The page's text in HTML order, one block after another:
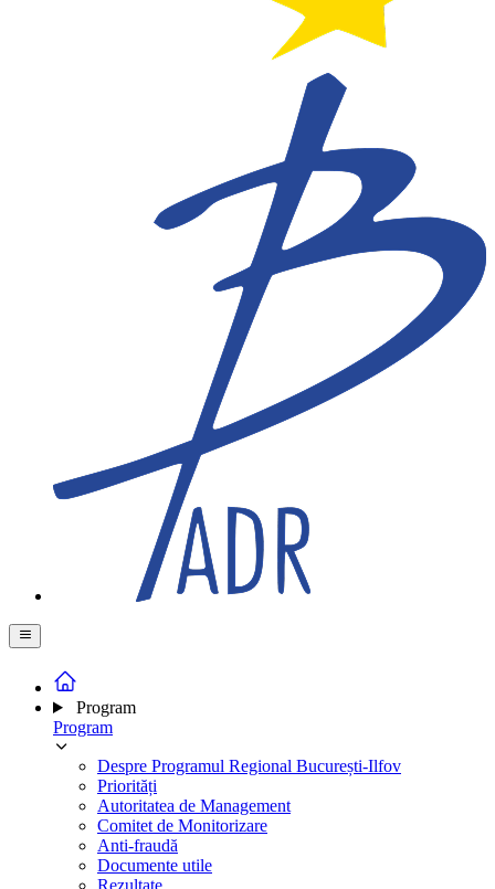
Program
Program
Despre Programul Regional București-Ilfov
Priorități
Autoritatea de Management
Comitet de Monitorizare
Anti-fraudă
Documente utile
Rezultate